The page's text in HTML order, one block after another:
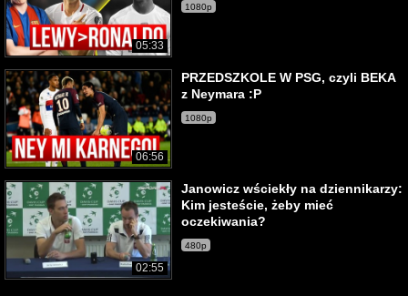
05:33
1080p
06:56
PRZEDSZKOLE W PSG, czyli BEKA
z Neymara :P
1080p
02:55
Janowicz wściekły na dziennikarzy:
Kim jesteście, żeby mieć
oczekiwania?
480p